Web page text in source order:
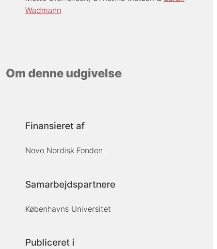
Wadmann
Om denne udgivelse
Finansieret af
Novo Nordisk Fonden
Samarbejdspartnere
Københavns Universitet
Publiceret i